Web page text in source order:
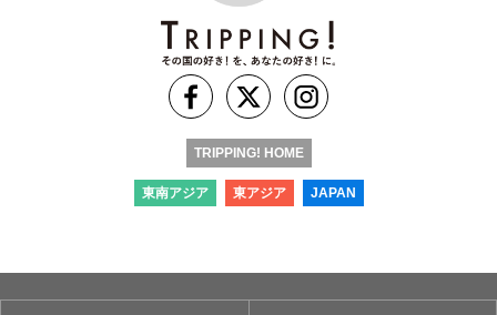
TRIPPING! HOME
東南アジア 東アジア JAPAN